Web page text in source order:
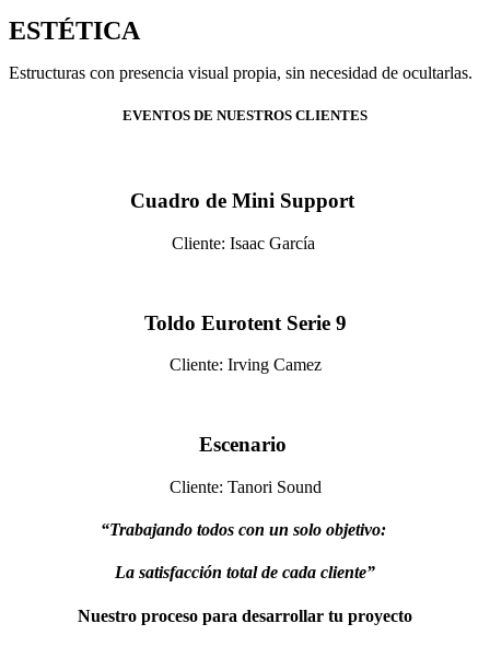
ESTÉTICA
Estructuras con presencia visual propia, sin necesidad de ocultarlas.
EVENTOS DE NUESTROS CLIENTES
Cuadro de Mini Support
Cliente: Isaac García
Toldo Eurotent Serie 9
Cliente: Irving Camez
Escenario
Cliente: Tanori Sound
“Trabajando todos con un solo objetivo:
La satisfacción total de cada cliente”
Nuestro proceso para desarrollar tu proyecto